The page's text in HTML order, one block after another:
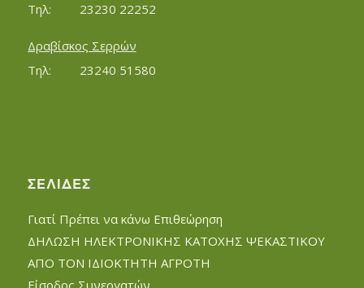
Τηλ:		23230 22252
Δραβίσκος Σερρών
Τηλ:		23240 51580
ΣΕΛΊΔΕΣ
Γιατί Πρέπει να κάνω Επιθεώρηση
ΔΗΛΩΣΗ ΗΛΕΚΤΡΟΝΙΚΗΣ ΚΑΤΟΧΗΣ ΨΕΚΑΣΤΙΚΟΥ
ΑΠΟ ΤΟΝ ΙΔΙΟΚΤΗΤΗ ΑΓΡΟΤΗ